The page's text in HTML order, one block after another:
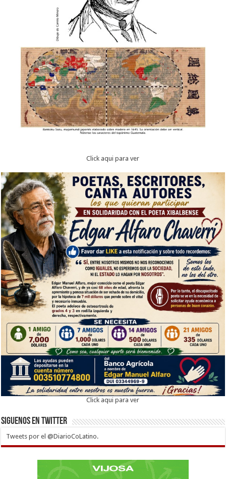
Click aqui para ver
Click aqui para ver
Siguenos en twitter
Tweets por el @DiarioCoLatino.